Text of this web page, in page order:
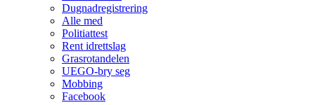
Dugnadregistrering
Alle med
Politiattest
Rent idrettslag
Grasrotandelen
UEGO-bry seg
Mobbing
Facebook